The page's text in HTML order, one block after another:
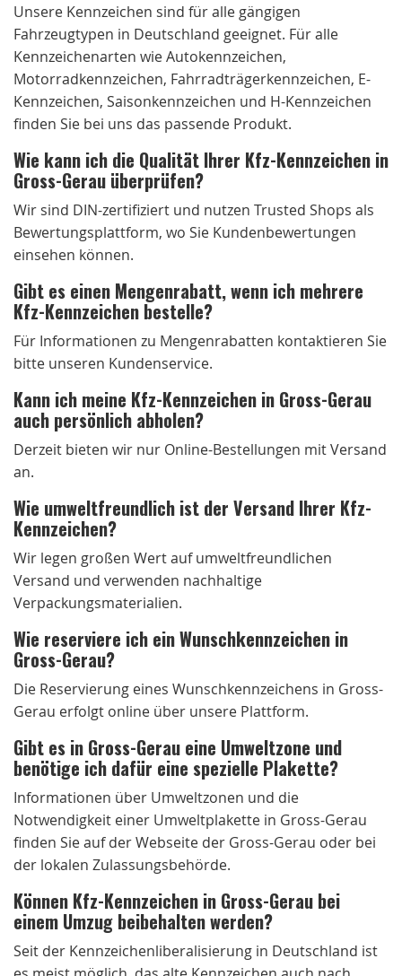
Unsere Kennzeichen sind für alle gängigen
Fahrzeugtypen in Deutschland geeignet. Für alle
Kennzeichenarten wie Autokennzeichen,
Motorradkennzeichen, Fahrradträgerkennzeichen, E-
Kennzeichen, Saisonkennzeichen und H-Kennzeichen
finden Sie bei uns das passende Produkt.
Wie kann ich die Qualität Ihrer Kfz-Kennzeichen in
Gross-Gerau überprüfen?
Wir sind DIN-zertifiziert und nutzen Trusted Shops als
Bewertungsplattform, wo Sie Kundenbewertungen
einsehen können.
Gibt es einen Mengenrabatt, wenn ich mehrere
Kfz-Kennzeichen bestelle?
Für Informationen zu Mengenrabatten kontaktieren Sie
bitte unseren Kundenservice.
Kann ich meine Kfz-Kennzeichen in Gross-Gerau
auch persönlich abholen?
Derzeit bieten wir nur Online-Bestellungen mit Versand
an.
Wie umweltfreundlich ist der Versand Ihrer Kfz-
Kennzeichen?
Wir legen großen Wert auf umweltfreundlichen
Versand und verwenden nachhaltige
Verpackungsmaterialien.
Wie reserviere ich ein Wunschkennzeichen in
Gross-Gerau?
Die Reservierung eines Wunschkennzeichens in Gross-
Gerau erfolgt online über unsere Plattform.
Gibt es in Gross-Gerau eine Umweltzone und
benötige ich dafür eine spezielle Plakette?
Informationen über Umweltzonen und die
Notwendigkeit einer Umweltplakette in Gross-Gerau
finden Sie auf der Webseite der Gross-Gerau oder bei
der lokalen Zulassungsbehörde.
Können Kfz-Kennzeichen in Gross-Gerau bei
einem Umzug beibehalten werden?
Seit der Kennzeichenliberalisierung in Deutschland ist